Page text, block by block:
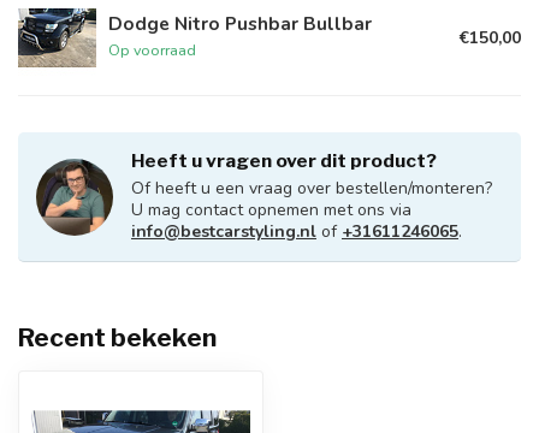
Dodge Nitro Pushbar Bullbar
Op voorraad
€150,00
Heeft u vragen over dit product?
Of heeft u een vraag over bestellen/monteren?
U mag contact opnemen met ons via
info@bestcarstyling.nl of +31611246065.
Recent bekeken